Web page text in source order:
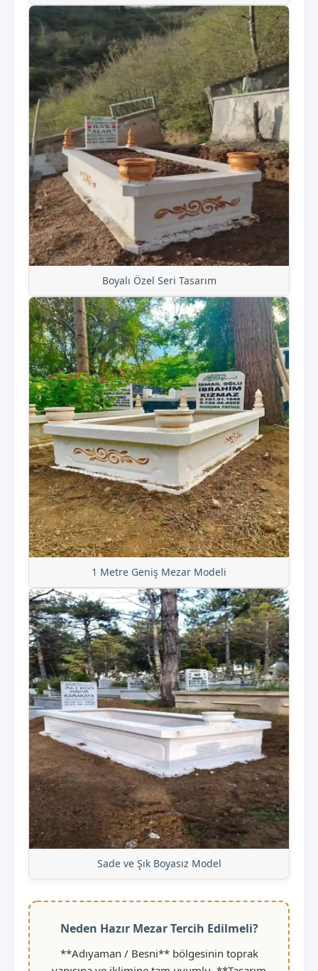
Boyalı Özel Seri Tasarım
1 Metre Geniş Mezar Modeli
Sade ve Şık Boyasız Model
Neden Hazır Mezar Tercih Edilmeli?
**Adıyaman / Besni** bölgesinin toprak